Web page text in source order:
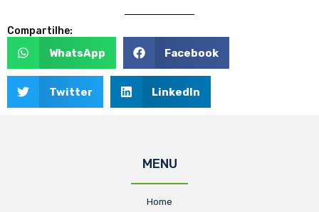
Compartilhe:
WhatsApp Facebook
Twitter LinkedIn
MENU
Home